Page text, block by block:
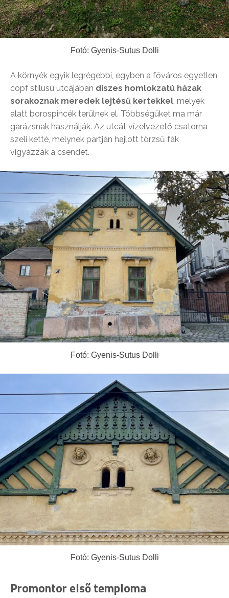
Fotó: Gyenis-Sutus Dolli
A környék egyik legrégebbi, egyben a főváros egyetlen
copf stílusú utcájában díszes homlokzatú házak
sorakoznak meredek lejtésű kertekkel , melyek
alatt borospincék terülnek el. Többségüket ma már
garázsnak használják. Az utcát vízelvezető csatorna
szeli ketté, melynek partján hajlott törzsű fák
vigyázzák a csendet.
Fotó: Gyenis-Sutus Dolli
Fotó: Gyenis-Sutus Dolli
Promontor első temploma